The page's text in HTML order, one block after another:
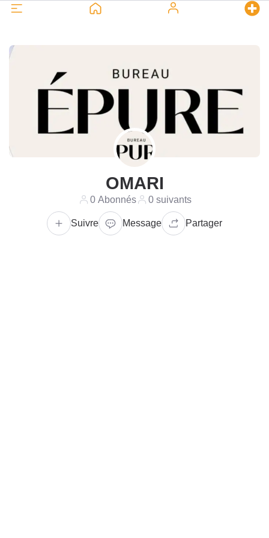
OMARI
0 Abonnés 0 suivants
Suivre Message Partager